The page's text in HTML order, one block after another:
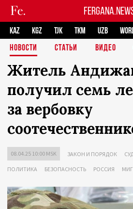
KAZ KGZ TJK TKM UZB
НОВОСТИ
СТАТЬИ ВИДЕО
Житель
получил семь
за вербовку
08.04.25 10:00 MSK ЗАКОН И ПОРЯДОК
ПОЛИТИКА БЕЗОПАСНОСТЬ РОССИЯ